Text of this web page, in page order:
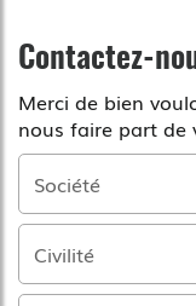
Contactez-
Merci de bien
nous faire part de